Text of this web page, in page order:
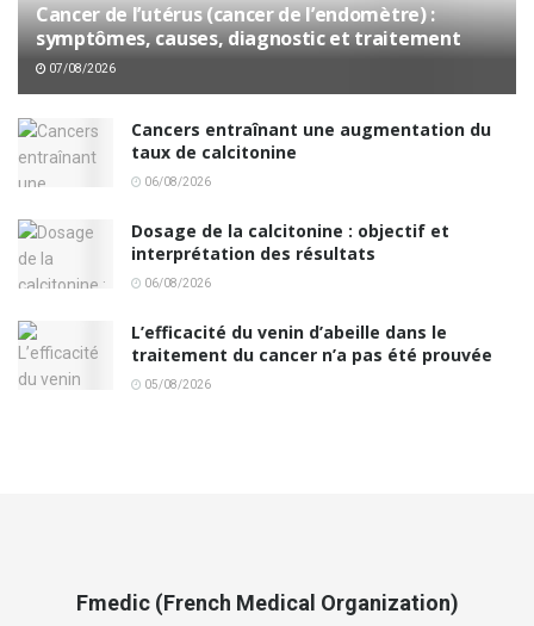
Cancer de l’utérus (cancer de l’endomètre) :
symptômes, causes, diagnostic et traitement
07/08/2026
Cancers entraînant une augmentation du
taux de calcitonine
06/08/2026
Dosage de la calcitonine : objectif et
interprétation des résultats
06/08/2026
L’efficacité du venin d’abeille dans le
traitement du cancer n’a pas été prouvée
05/08/2026
Fmedic (French Medical Organization)